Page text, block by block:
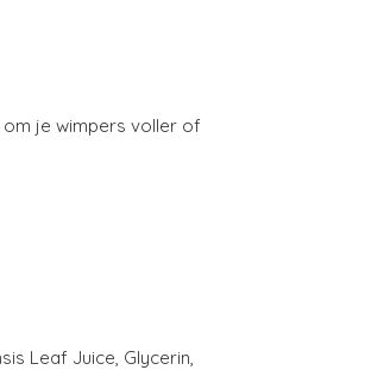
je wimpers voller of
Leaf Juice, Glycerin,